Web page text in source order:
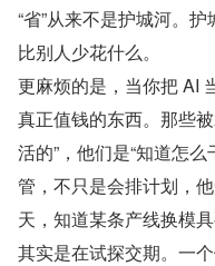
“省”从来不是护城河。
比别人少花什么。
更麻烦的是，当你把 AI
真正值钱的东西。那些
活的”，他们是“知道怎
管，不只是会排计划，
天，知道某条产线换模
其实是在试探交期。一